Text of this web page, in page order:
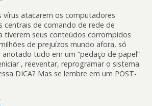
vírus atacarem os computadores
centrais de comando de rede de
tiverem seus conteúdos corrompidos
de prejuízos mundo afora, só
tudo em um “pedaço de papel”
, reeventar, reprogramar o sistema.
DICA? Mas se lembre em um POST-